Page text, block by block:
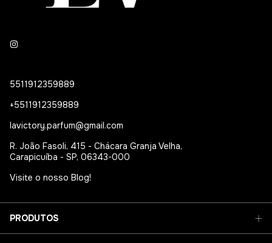
5511912359889
+5511912359889
lavictory.parfum@gmail.com
R. João Fasoli, 415 - Chácara Granja Velha,
Carapicuíba - SP, 06343-000
Visite o nosso Blog!
PRODUTOS